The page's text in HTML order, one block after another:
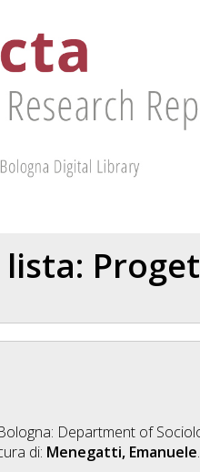
Department of
di: Menegatti, Emanuele.